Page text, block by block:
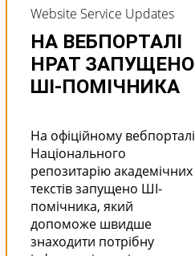
Website Service Updates
НА ВЕБПОРТАЛІ
НРАТ ЗАПУЩЕНО
ШІ-ПОМІЧНИКА
На офіційному вебпорталі
Національного
репозитарію академічних
текстів запущено ШІ-
помічника, який
допоможе швидше
знаходити потрібну